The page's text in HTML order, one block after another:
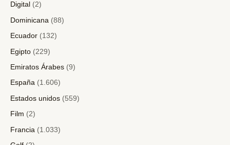
Digital (2)
Dominicana (88)
Ecuador (132)
Egipto (229)
Emiratos Árabes (9)
España (1.606)
Estados unidos (559)
Film (2)
Francia (1.033)